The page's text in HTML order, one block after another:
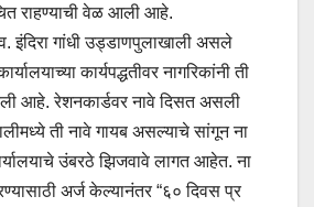
राहण्याची वेळ आली आहे.
इंदिरा गांधी उड्डाणपुलाखाली असले
कार्यपद्धतीवर नागरिकांनी ती
आहे. रेशनकार्डवर नावे दिसत असली
ती नावे गायब असल्याचे सांगून ना
उंबरठे झिजवावे लागत आहेत. ना
अर्ज केल्यानंतर “६० दिवस प्र